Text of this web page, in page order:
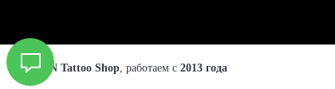
© ODIN Tattoo Shop, работаем с 2013 года